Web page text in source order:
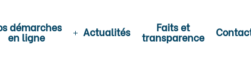
démarches
en ligne Actualités Faits et
transparence